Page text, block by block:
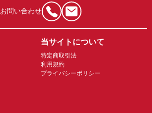
お問い合わせ
当サイトについて
特定商取引法
利用規約
プライバシーポリシー